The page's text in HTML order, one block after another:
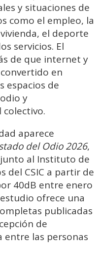
y situaciones de
como el empleo, la
el deporte
servicios. El
de que internet y
en
espacios de
y
aparece
del Odio 2026,
junto al Instituto de
del CSIC a partir de
40dB entre enero
ofrece una
publicadas
de
entre las personas